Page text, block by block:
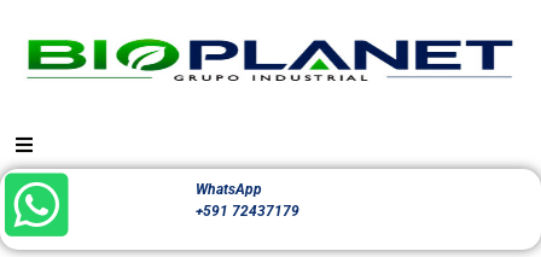
WhatsApp
+591 72437179